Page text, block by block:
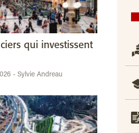
qui investissent
- Sylvie Andreau